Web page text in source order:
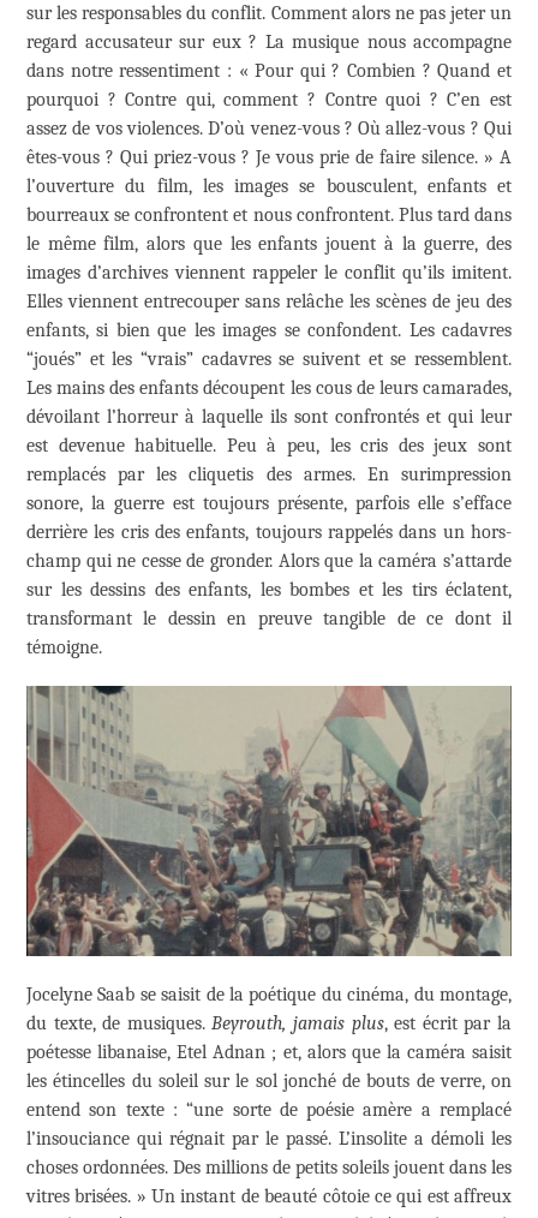
sur les responsables du conflit. Comment alors ne pas jeter un
regard accusateur sur eux ? La musique nous accompagne
dans notre ressentiment : « Pour qui ? Combien ? Quand et
pourquoi ? Contre qui, comment ? Contre quoi ? C’en est
assez de vos violences. D’où venez-vous ? Où allez-vous ? Qui
êtes-vous ? Qui priez-vous ? Je vous prie de faire silence. » A
l’ouverture du film, les images se bousculent, enfants et
bourreaux se confrontent et nous confrontent. Plus tard dans
le même film, alors que les enfants jouent à la guerre, des
images d’archives viennent rappeler le conflit qu’ils imitent.
Elles viennent entrecouper sans relâche les scènes de jeu des
enfants, si bien que les images se confondent. Les cadavres
“joués” et les “vrais” cadavres se suivent et se ressemblent.
Les mains des enfants découpent les cous de leurs camarades,
dévoilant l’horreur à laquelle ils sont confrontés et qui leur
est devenue habituelle. Peu à peu, les cris des jeux sont
remplacés par les cliquetis des armes. En surimpression
sonore, la guerre est toujours présente, parfois elle s’efface
derrière les cris des enfants, toujours rappelés dans un hors-
champ qui ne cesse de gronder. Alors que la caméra s’attarde
sur les dessins des enfants, les bombes et les tirs éclatent,
transformant le dessin en preuve tangible de ce dont il
témoigne.
Jocelyne Saab se saisit de la poétique du cinéma, du montage,
du texte, de musiques.Beyrouth, jamais plus, est écrit par la
poétesse libanaise, Etel Adnan ; et, alors que la caméra saisit
les étincelles du soleil sur le sol jonché de bouts de verre, on
entend son texte : “une sorte de poésie amère a remplacé
l’insouciance qui régnait par le passé. L’insolite a démoli les
choses ordonnées. Des millions de petits soleils jouent dans les
vitres brisées. » Un instant de beauté côtoie ce qui est affreux